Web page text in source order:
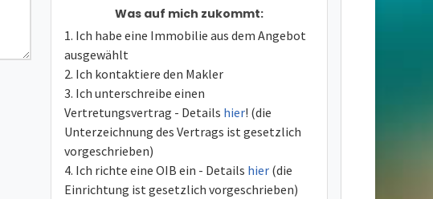
Was auf mich zukommt:
Ich habe eine Immobilie aus dem Angebot
ausgewählt
Ich kontaktiere den Makler
Ich unterschreibe einen
Vertretungsvertrag - Details hier! (die
Unterzeichnung des Vertrags ist gesetzlich
vorgeschrieben)
Ich richte eine OIB ein - Details hier (die
Einrichtung ist gesetzlich vorgeschrieben)